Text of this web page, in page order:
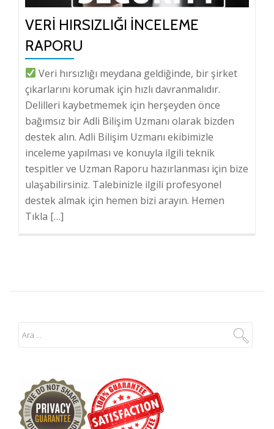
VERI HIRSIZLIĞI İNCELEME
RAPORU
Veri hırsızlığı meydana geldiğinde, bir şirket
çıkarlarını korumak için hızlı davranmalıdır.
Delilleri kaybetmemek için herşeyden önce
bağımsız bir Adli Bilişim Uzmanı olarak bizden
destek alın. Adli Bilişim Uzmanı ekibimizle
inceleme yapılması ve konuyla ilgili teknik
tespitler ve Uzman Raporu hazırlanması için bize
ulaşabilirsiniz. Talebinizle ilgili profesyonel
destek almak için hemen bizi arayın. Hemen
Tıkla […]